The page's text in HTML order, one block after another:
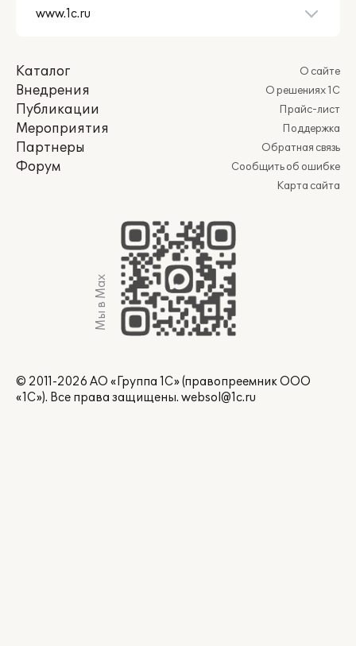
Каталог
Внедрения
Публикации
Мероприятия
Партнеры
Форум
О сайте
О решениях 1С
Прайс-лист
Поддержка
Обратная связь
Сообщить об ошибке
Карта сайта
Мы в Max
© 2011-2026 АО «Группа 1С» (правопреемник ООО
«1С»). Все права защищены. websol@1c.ru